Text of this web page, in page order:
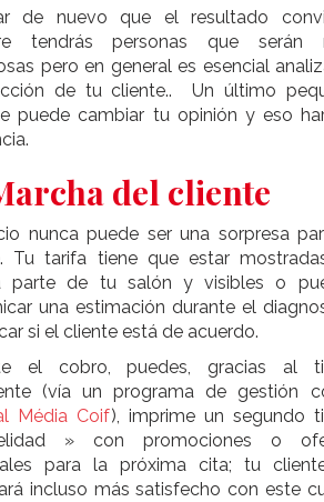
de nuevo que el resultado
tendrás personas que serán
pero en general es esencial
de tu cliente.. Un último
puede cambiar tu opinión y eso
del cliente
nunca puede ser una sorpresa
Tu tarifa tiene que estar
parte de tu salón y visibles o
una estimación durante el
si el cliente está de acuerdo.
el cobro, puedes, gracias al
(vía un programa de gestión
Média Coif), imprime un segundo
» con promociones o
para la próxima cita; tu
incluso más satisfecho con este